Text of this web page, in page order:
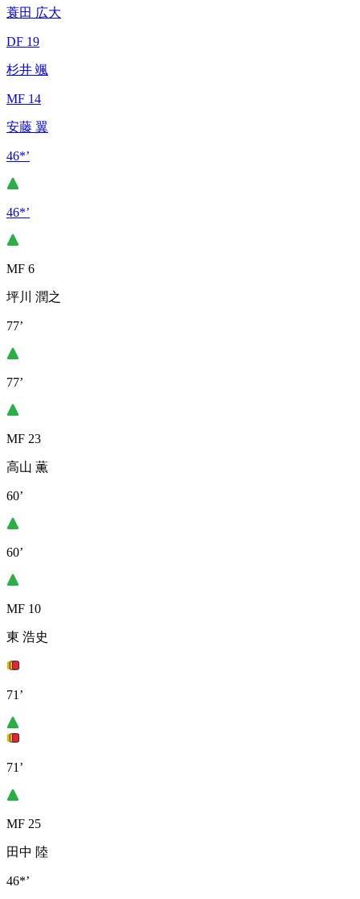
蓑田 広大
DF 19
杉井 颯
MF 14
安藤 翼
46*’
46*’
MF 6
坪川 潤之
77’
77’
MF 23
高山 薫
60’
60’
MF 10
東 浩史
71’
71’
MF 25
田中 陸
46*’